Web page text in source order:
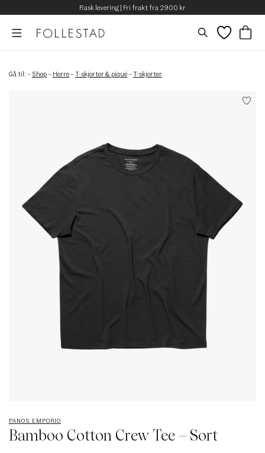
Rask levering | Fri frakt fra 2900 kr
Gå til: – Shop – Herre –T-skjorter & piqué –T-skjorter
PANOS EMPORIO
Bamboo Cotton Crew Tee – Sort